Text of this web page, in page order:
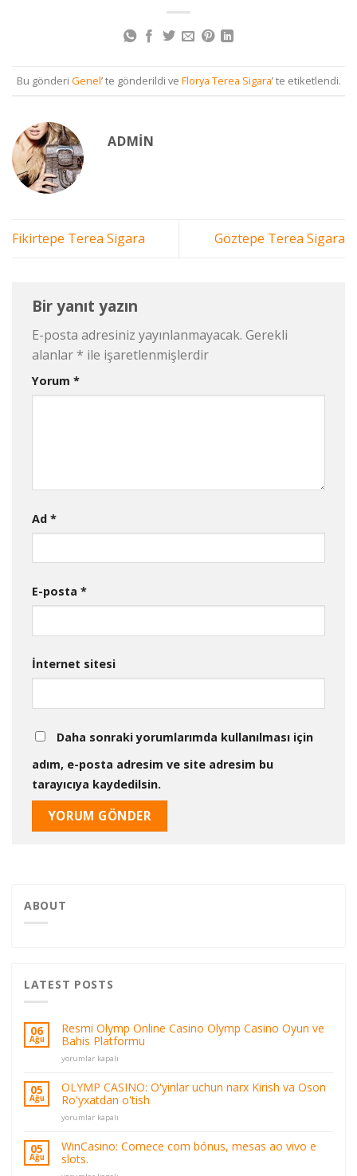
Bu gönderi Genel’ te gönderildi ve Florya Terea Sigara’ te etiketlendi.
ADMIN
Fikirtepe Terea Sigara Göztepe Terea Sigara
Bir yanıt yazın
E-posta adresiniz yayınlanmayacak. Gerekli
alanlar * ile işaretlenmişlerdir
Yorum *
Ad *
E-posta *
İnternet sitesi
Daha sonraki yorumlarımda kullanılması için
adım, e-posta adresim ve site adresim bu
tarayıcıya kaydedilsin.
ABOUT
LATEST POSTS
06
Ağu
Resmi Olymp Online Casino Olymp Casino Oyun ve
Bahis Platformu
Resmi
Online
Casino
Olymp
Casino
ve
Bahis
Platformu
yorumlar kapalı
05
Ağu
OLYMP CASINO: O'yinlar uchun narx Kirish va Oson
Ro'yxatdan o'tish
OLYMP
O'yinlar
uchun
narx
yorumlar kapalı
05
Ağu
WinCasino: Comece com bónus, mesas ao vivo e
slots.